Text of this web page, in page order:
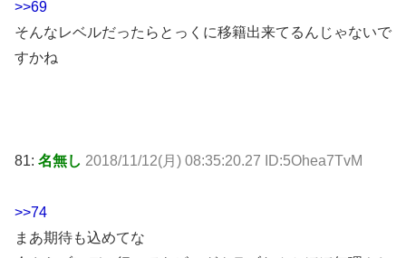
>>69
そんなレベルだったらとっくに移籍出来てるんじゃないで
すかね
81: 名無し 2018/11/12(月) 08:35:20.27 ID:5Ohea7TvM
>>74
まあ期待も込めてな